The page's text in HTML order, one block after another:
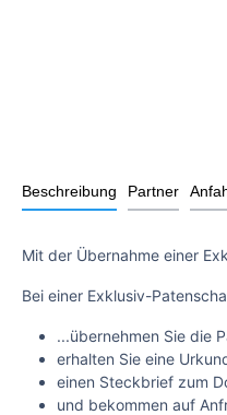
Beschreibung Partner
Mit der Übernahme einer
Bei einer Exklusiv-
...übernehmen Sie die
erhalten Sie eine
einen Steckbrief zum
und bekommen auf